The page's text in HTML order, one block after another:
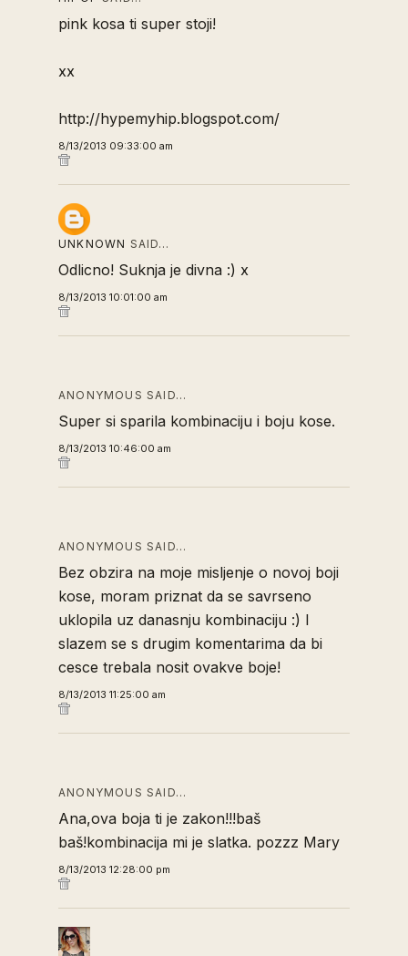
pink kosa ti super stoji!
xx
http://hypemyhip.blogspot.com/
8/13/2013 09:33:00 am
UNKNOWN SAID…
Odlicno! Suknja je divna :) x
8/13/2013 10:01:00 am
ANONYMOUS SAID…
Super si sparila kombinaciju i boju kose.
8/13/2013 10:46:00 am
ANONYMOUS SAID…
Bez obzira na moje misljenje o novoj boji
kose, moram priznat da se savrseno
uklopila uz danasnju kombinaciju :) I
slazem se s drugim komentarima da bi
cesce trebala nosit ovakve boje!
8/13/2013 11:25:00 am
ANONYMOUS SAID…
Ana,ova boja ti je zakon!!!baš
baš!kombinacija mi je slatka. pozzz Mary
8/13/2013 12:28:00 pm